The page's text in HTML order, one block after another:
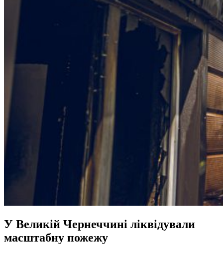
У Великій Чернеччині ліквідували
масштабну пожежу